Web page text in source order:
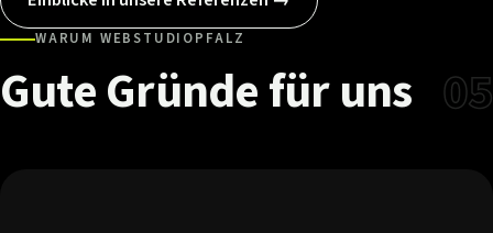
WARUM WEBSTUDIOPFALZ
GuteGründefüruns 05